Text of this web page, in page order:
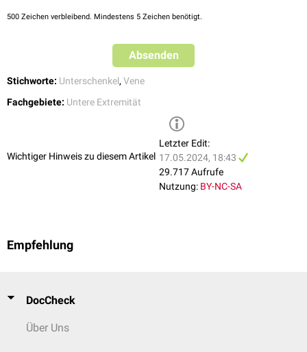
500 Zeichen verbleibend. Mindestens 5 Zeichen benötigt.
Absenden
Stichworte: Unterschenkel, Vene
Fachgebiete: Untere Extremität
Wichtiger Hinweis zu diesem Artikel
Letzter Edit:
17.05.2024, 18:43
29.717 Aufrufe
Nutzung: BY-NC-SA
Empfehlung
DocCheck
Über Uns